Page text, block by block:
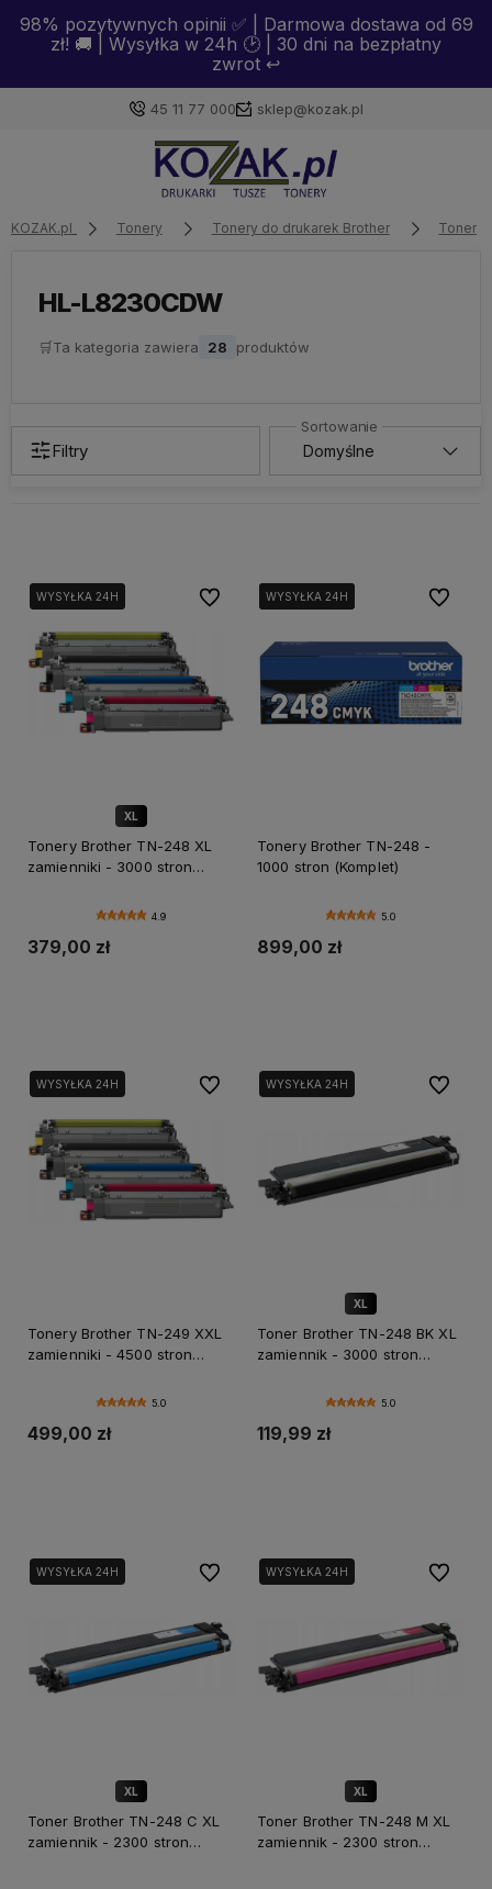
98% pozytywnych opinii ✅ | Darmowa dostawa od 69
zł! 🚚 | Wysyłka w 24h 🕑 | 30 dni na bezpłatny
zwrot ↩️
45 11 77 000 sklep@kozak.pl
Zaloguj się
Załóż konto
z poprzedniej sesji.
KOZAK.pl Tonery Tonery do drukarek Brother Tonery
HL-L8230CDW
🛒Ta kategoria zawiera 28 produktów
Filtry
XL
WYSYŁKA 24H
WYSYŁKA 24H
Tonery Brother TN-248 XL
zamienniki - 3000 stron
4.9
379,00 zł
Do ulubionychWYSYŁKA 24H
WYSYŁKA 24H
WYSYŁKA 24H
Tonery Brother TN-248 -
1000 stron (Komplet)
5.0
899,00 zł
Do
WYSYŁKA 24H
Tonery Brother TN-249 XXL
zamienniki - 4500 stron
5.0
499,00 zł
Do ulubionych
XL
WYSYŁKA 24H
Toner Brother TN-248 BK XL
zamiennik - 3000 stron
5.0
119,99 zł
Do
XL
WYSYŁKA 24H
Toner Brother TN-248 C XL
zamiennik - 2300 stron
Do ulubionych
XL
WYSYŁKA 24H
Toner Brother TN-248 M XL
zamiennik - 2300 stron
Do